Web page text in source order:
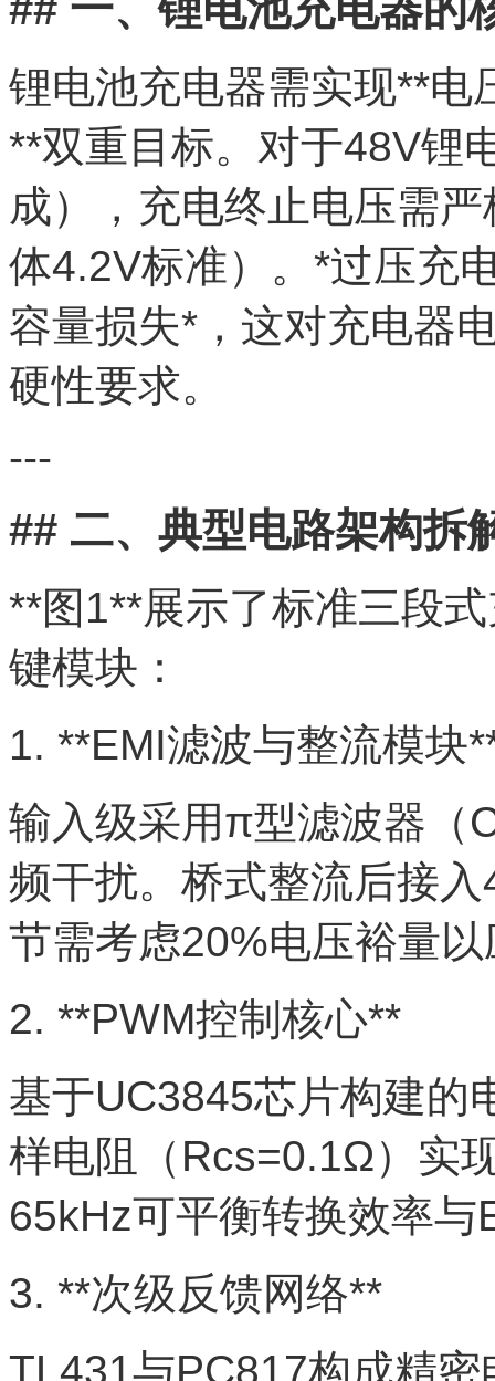
锂电池充电器需实现**电
**双重目标。对于48V锂
成），充电终止电压需
体4.2V标准）。*过压充
容量损失*，这对充电器
硬性要求。
---
## 二、典型电路架构拆
**图1**展示了标准三段
键模块：
1. **EMI滤波与整流模块
输入级采用π型滤波器（
频干扰。桥式整流后接
节需考虑20%电压裕量
2. **PWM控制核心**
基于UC3845芯片构建的
样电阻（Rcs=0.1Ω）实
65kHz可平衡转换效率与
3. **次级反馈网络**
TL431与PC817构成精